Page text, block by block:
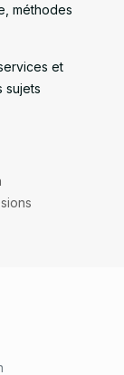
méthodes
et
sujets